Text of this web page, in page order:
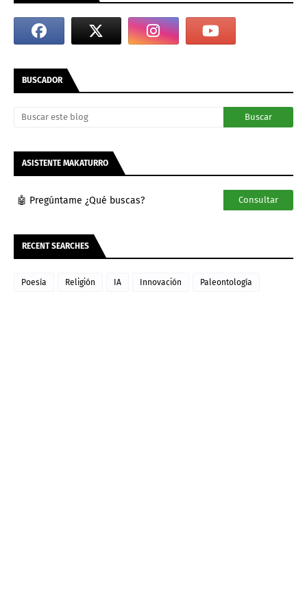
BUSCADOR
ASISTENTE MAKATURRO
🤖 Pregúntame ¿Qué buscas? Consultar
RECENT SEARCHES
Poesía Religión IA Innovación Paleontología